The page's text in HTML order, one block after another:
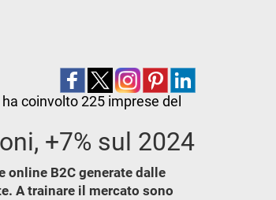
coinvolto 225 imprese del
+7% sul 2024
online B2C generate dalle
A trainare il mercato sono